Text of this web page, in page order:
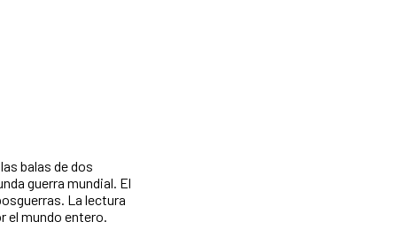
balas de dos
guerra mundial. El
La lectura
el mundo entero.